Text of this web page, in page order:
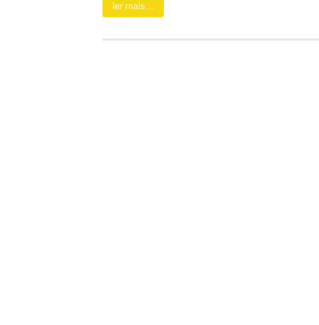
ler mais...